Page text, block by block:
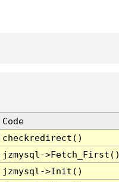
Code
checkredirect()
jzmysql-
jzmysql->Init()